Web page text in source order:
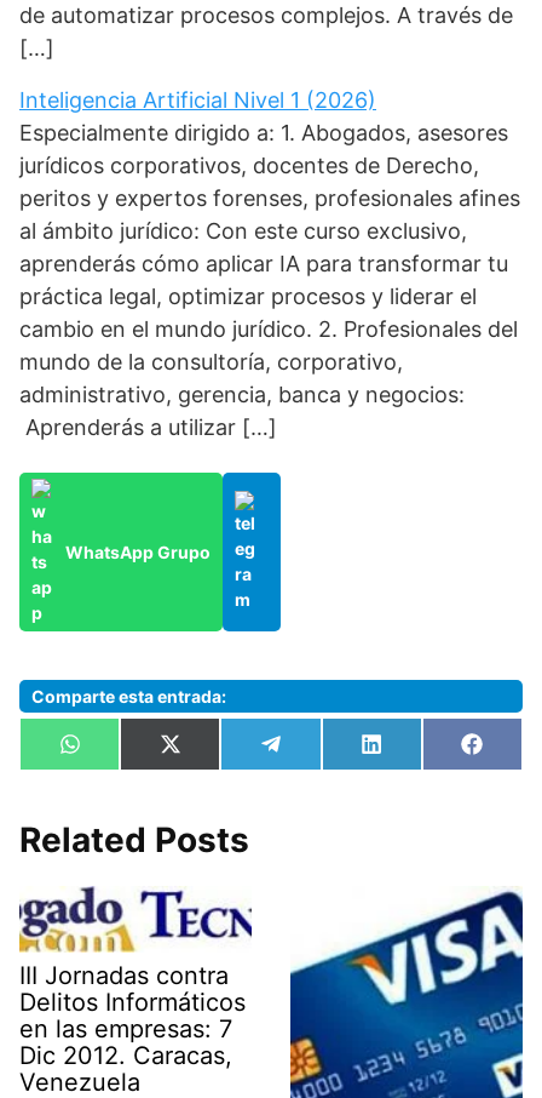
de automatizar procesos complejos. A través de
[…]
Inteligencia Artificial Nivel 1 (2026)
Especialmente dirigido a: 1. Abogados, asesores
jurídicos corporativos, docentes de Derecho,
peritos y expertos forenses, profesionales afines
al ámbito jurídico: Con este curso exclusivo,
aprenderás cómo aplicar IA para transformar tu
práctica legal, optimizar procesos y liderar el
cambio en el mundo jurídico. 2. Profesionales del
mundo de la consultoría, corporativo,
administrativo, gerencia, banca y negocios:
Aprenderás a utilizar […]
WhatsApp Grupo
Comparte esta entrada:
Compartir
en
W
h
s
A
p
Compartir
en
X
(
i
t
e
r
)
Compartir
en
e
Compartir
en
L
i
en
F
a
Related Posts
III Jornadas contra
Delitos Informáticos
en las empresas: 7
Dic 2012. Caracas,
Venezuela